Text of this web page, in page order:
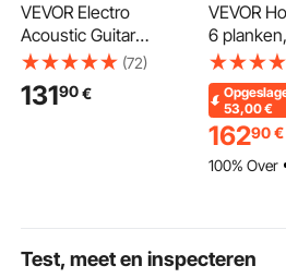
VEVOR Electro
Acoustic Guitar
Cutaway Solo
Beginnerskit 1041,4
mm (41 inch) Zwart
(72)
13190€
VEVOR
6 planken,
(171 cm
houten
53,00€
16290€
100% Over
Test, meet en inspecteren